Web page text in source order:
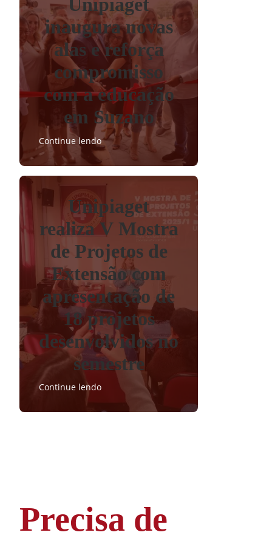
Unipiaget
inaugura novas
alas e reforça
compromisso
com a educação
em Suzano
Continue lendo
Unipiaget
realiza V Mostra
de Projetos de
Extensão com
apresentação de
18 projetos
desenvolvidos no
semestre
Continue lendo
Precisa de